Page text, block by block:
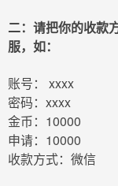
二：请把你的收款
服，如：
账号： xxxx
密码：xxxx
金币：10000
申请：10000
收款方式：微信